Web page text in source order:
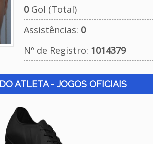
0Gol (Total)
Assistências: 0
Nº de Registro: 1014379
ATLETA - JOGOS OFICIAIS